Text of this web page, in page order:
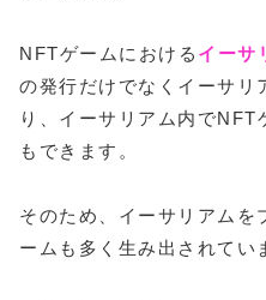
NFTゲームにおける イーサ
の発行だけでなくイーサリ
り、イーサリアム内で
もできます。
そのため、イーサリアム
ームも多く生み出されてい